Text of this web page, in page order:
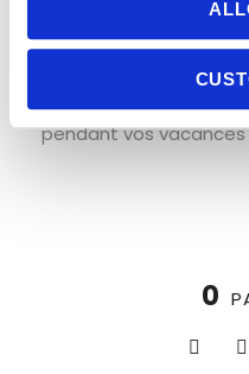
ainsi que du besoin
environnant.
Ce magnifique parc
pendant vos vacances
0